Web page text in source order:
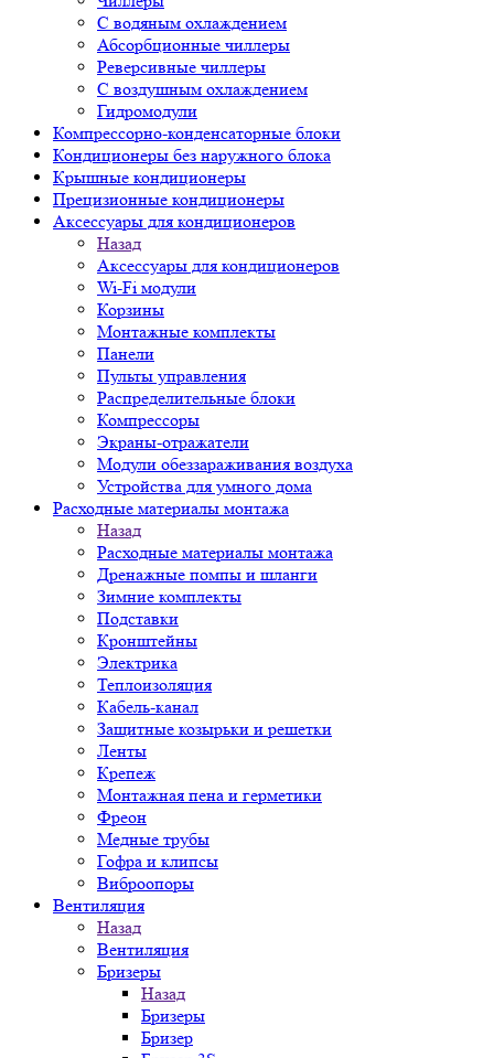
С водяным охлаждением
Абсорбционные чиллеры
Реверсивные чиллеры
С воздушным охлаждением
Гидромодули
Компрессорно-конденсаторные блоки
Кондиционеры без наружного блока
Крышные кондиционеры
Прецизионные кондиционеры
Аксессуары для кондиционеров
Назад
Аксессуары для кондиционеров
Wi-Fi модули
Корзины
Монтажные комплекты
Панели
Пульты управления
Распределительные блоки
Компрессоры
Экраны-отражатели
Модули обеззараживания воздуха
Устройства для умного дома
Расходные материалы монтажа
Назад
Расходные материалы монтажа
Дренажные помпы и шланги
Зимние комплекты
Подставки
Кронштейны
Электрика
Теплоизоляция
Кабель-канал
Защитные козырьки и решетки
Ленты
Крепеж
Монтажная пена и герметики
Фреон
Медные трубы
Гофра и клипсы
Виброопоры
Вентиляция
Назад
Вентиляция
Бризеры
Назад
Бризеры
Бризер